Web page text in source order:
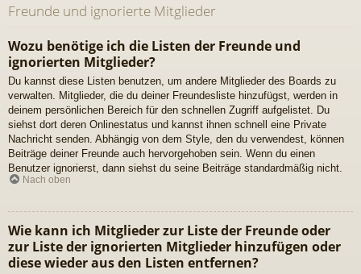
Freunde und ignorierte Mitglieder
Wozu benötige ich die Listen der Freunde und
ignorierten Mitglieder?
Du kannst diese Listen benutzen, um andere Mitglieder des Boards zu
verwalten. Mitglieder, die du deiner Freundesliste hinzufügst, werden in
deinem persönlichen Bereich für den schnellen Zugriff aufgelistet. Du
siehst dort deren Onlinestatus und kannst ihnen schnell eine Private
Nachricht senden. Abhängig von dem Style, den du verwendest, können
Beiträge deiner Freunde auch hervorgehoben sein. Wenn du einen
Benutzer ignorierst, dann siehst du seine Beiträge standardmäßig nicht.
Nach oben
Wie kann ich Mitglieder zur Liste der Freunde oder
zur Liste der ignorierten Mitglieder hinzufügen oder
diese wieder aus den Listen entfernen?